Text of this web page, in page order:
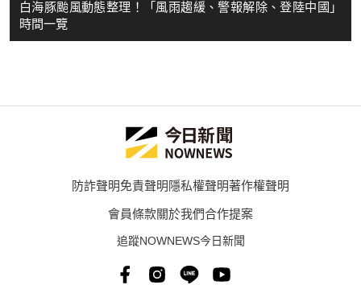
白海豚颱風動態整理！「風雨趨緩、警報解除、登陸中國」
時間一覽
防詐聲明免責聲明隱私權聲明著作權聲明
會員條款關於我們合作提案
追蹤NOWNEWS今日新聞